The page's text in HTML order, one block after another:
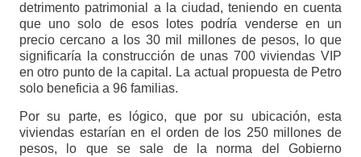
detrimento patrimonial a la ciudad, teniendo en cuenta
que uno solo de esos lotes podría venderse en un
precio cercano a los 30 mil millones de pesos, lo que
significaría la construcción de unas 700 viviendas VIP
en otro punto de la capital. La actual propuesta de Petro
solo beneficia a 96 familias.
Por su parte, es lógico, que por su ubicación, esta
viviendas estarían en el orden de los 250 millones de
pesos, lo que se sale de la norma del Gobierno